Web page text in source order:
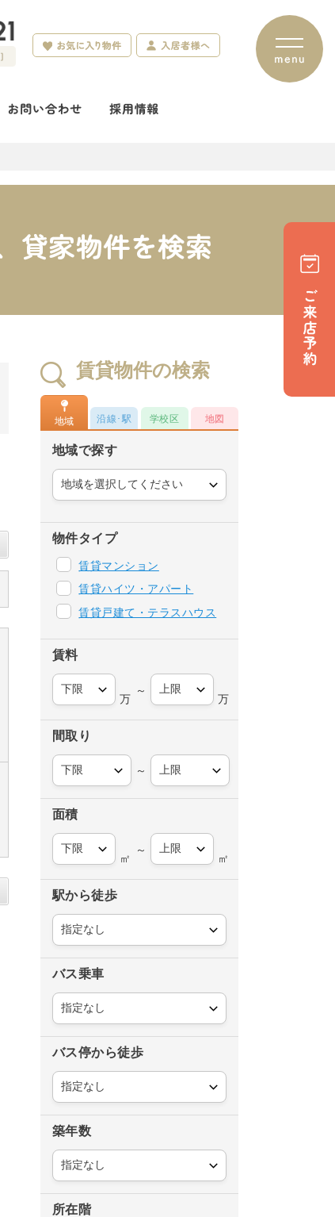
貸家物件を検索
賃貸物件の検索
地域 沿線･駅 学校区 地図
地域で探す
物件タイプ
賃貸マンション
賃貸ハイツ・アパート
賃貸戸建て・テラスハウス
賃料
万
～
万
間取り
～
面積
㎡
～
㎡
駅から徒歩
バス乗車
バス停から徒歩
築年数
所在階